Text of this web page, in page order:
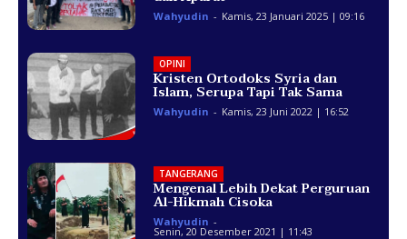
Wahyudin - Kamis, 23 Januari 2025 | 09:16
OPINI
Kristen Ortodoks Syria dan
Islam, Serupa Tapi Tak Sama
Wahyudin - Kamis, 23 Juni 2022 | 16:52
TANGERANG
Mengenal Lebih Dekat Perguruan
Al-Hikmah Cisoka
Wahyudin -
Senin, 20 Desember 2021 | 11:43